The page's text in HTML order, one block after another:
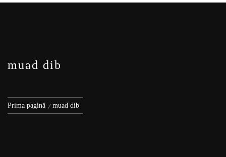
muad dib
Prima pagină muad dib